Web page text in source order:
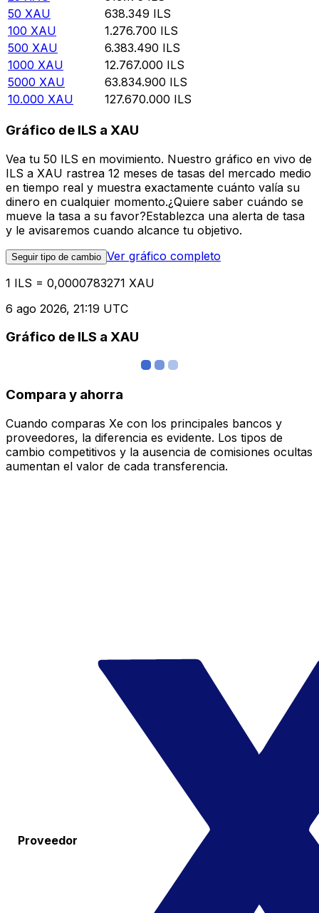
50 XAU 638.349 ILS
100 XAU 1.276.700 ILS
500 XAU 6.383.490 ILS
1000 XAU 12.767.000 ILS
5000 XAU 63.834.900 ILS
10.000 XAU 127.670.000 ILS
Gráfico de ILS a XAU
Vea tu 50 ILS en movimiento. Nuestro gráfico en vivo de
ILS a XAU rastrea 12 meses de tasas del mercado medio
en tiempo real y muestra exactamente cuánto valía su
dinero en cualquier momento.¿Quiere saber cuándo se
mueve la tasa a su favor?Establezca una alerta de tasa
y le avisaremos cuando alcance tu objetivo.
Seguir tipo de cambio Ver gráfico completo
1 ILS = 0,0000783271 XAU
6 ago 2026, 21:19 UTC
Gráfico de ILS a XAU
Compara y ahorra
Cuando comparas Xe con los principales bancos y
proveedores, la diferencia es evidente. Los tipos de
cambio competitivos y la ausencia de comisiones ocultas
aumentan el valor de cada transferencia.
Proveedor